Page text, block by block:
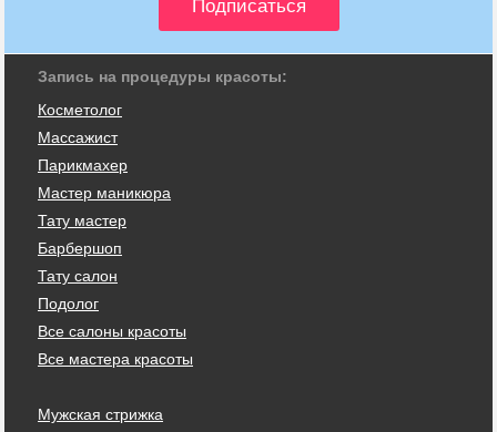
Запись на процедуры красоты:
Косметолог
Массажист
Парикмахер
Мастер маникюра
Тату мастер
Барбершоп
Тату салон
Подолог
Все салоны красоты
Все мастера красоты
Мужская стрижка